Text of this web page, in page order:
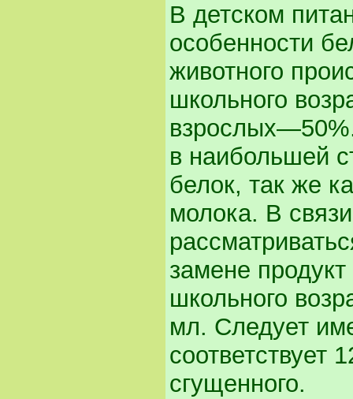
В детском
особенности
животного
школьного
в наибольшей
белок, так же
молока. В
замене
школьного
мл. Следует
соответствует
сгущенного.